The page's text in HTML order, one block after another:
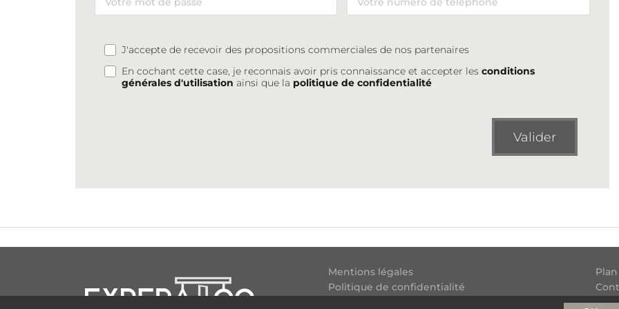
J'accepte de recevoir des propositions commerciales de nos partenaires
En cochant cette case, je reconnais avoir pris connaissance et accepter lesconditions
générales d'utilisation ainsi que la politique de confidentialité
Valider
Mentions légales
Politique de confidentialité
Flux